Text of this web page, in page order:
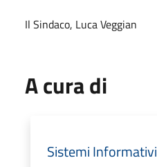
Il Sindaco, Luca Veggian
A cura di
Sistemi Informativi